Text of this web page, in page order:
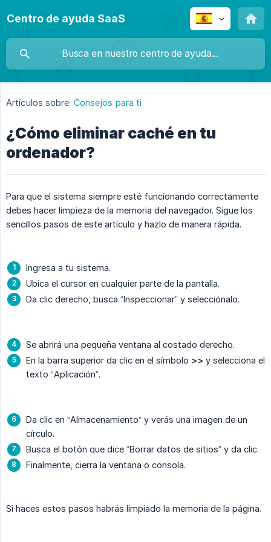
Centro de ayuda SaaS
Artículos sobre: Consejos para ti
¿Cómo eliminar caché en tu
ordenador?
Para que el sistema siempre esté funcionando correctamente
debes hacer limpieza de la memoria del navegador. Sigue los
sencillos pasos de este artículo y hazlo de manera rápida.
Ingresa a tu sistema.
Ubica el cursor en cualquier parte de la pantalla.
Da clic derecho, busca “Inspeccionar” y selecciónalo.
Se abrirá una pequeña ventana al costado derecho.
En la barra superior da clic en el símbolo >> y selecciona el
texto “Aplicación”.
Da clic en “Almacenamiento” y verás una imagen de un
círculo.
Busca el botón que dice “Borrar datos de sitios” y da clic.
Finalmente, cierra la ventana o consola.
Si haces estos pasos habrás limpiado la memoria de la página.